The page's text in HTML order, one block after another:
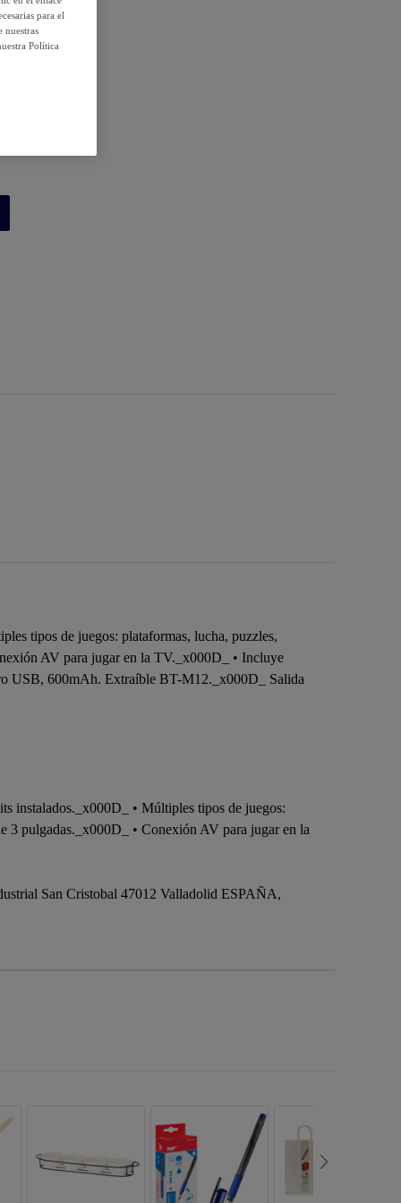
tipos de juegos: plataformas, lucha, puzzles,
AV para jugar en la TV._x000D_ • Incluye
USB, 600mAh. Extraíble BT-M12._x000D_ Salida
instalados._x000D_ • Múltiples tipos de juegos:
3 pulgadas._x000D_ • Conexión AV para jugar en la
San Cristobal 47012 Valladolid ESPAÑA,
para el
nuestras
Política